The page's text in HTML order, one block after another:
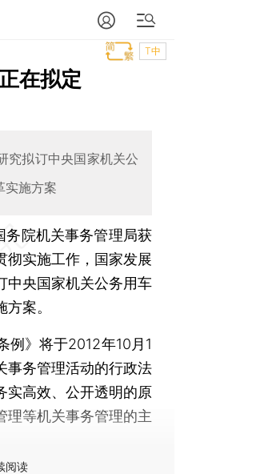
T中
在拟定
究拟订中央国家机关公
实施方案
院机关事务管理局获
彻实施工作，国家发展
中央国家机关公务用车
案。
》将于2012年10月1
事务管理活动的行政法
实高效、公开透明的原
理等机关事务管理的主
阅读